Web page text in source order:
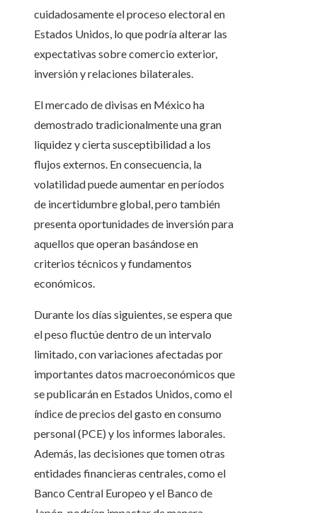
cuidadosamente el proceso electoral en
Estados Unidos, lo que podría alterar las
expectativas sobre comercio exterior,
inversión y relaciones bilaterales.
El mercado de divisas en México ha
demostrado tradicionalmente una gran
liquidez y cierta susceptibilidad a los
flujos externos. En consecuencia, la
volatilidad puede aumentar en períodos
de incertidumbre global, pero también
presenta oportunidades de inversión para
aquellos que operan basándose en
criterios técnicos y fundamentos
económicos.
Durante los días siguientes, se espera que
el peso fluctúe dentro de un intervalo
limitado, con variaciones afectadas por
importantes datos macroeconómicos que
se publicarán en Estados Unidos, como el
índice de precios del gasto en consumo
personal (PCE) y los informes laborales.
Además, las decisiones que tomen otras
entidades financieras centrales, como el
Banco Central Europeo y el Banco de